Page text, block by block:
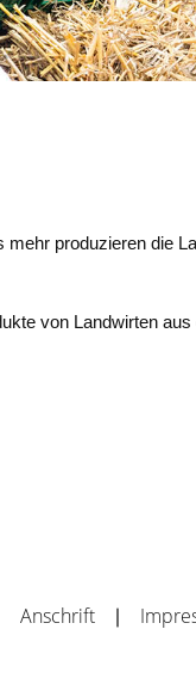
produzieren die
von Landwirten
Anschrift